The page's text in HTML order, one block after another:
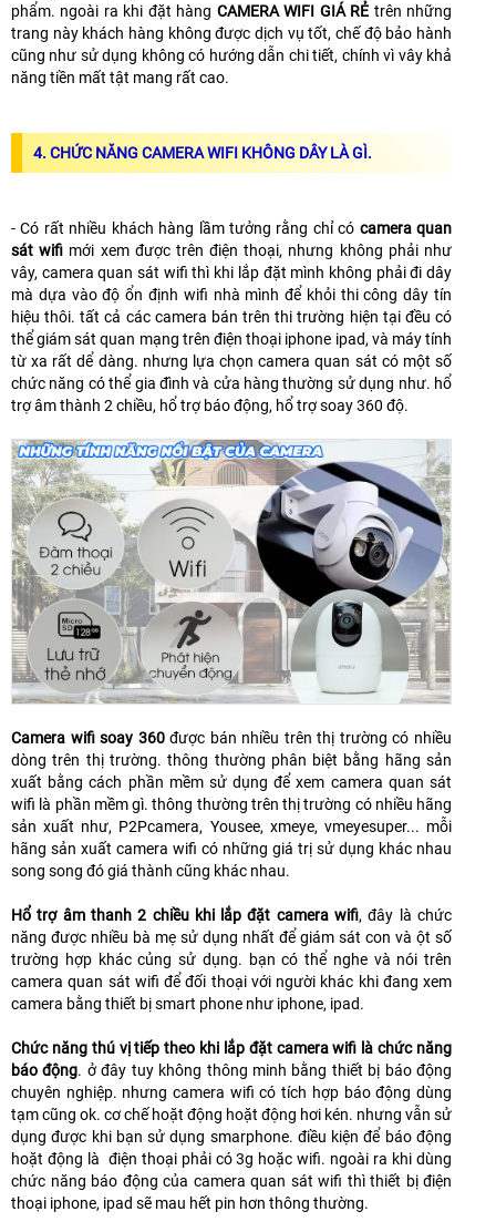
phẩm. ngoài ra khi đặt hàng CAMERA WIFI GIÁ RẺ trên những
trang này khách hàng không được dịch vụ tốt, chế độ bảo hành
cũng như sử dụng không có hướng dẫn chi tiết, chính vì vây khả
năng tiền mất tật mang rất cao.
4. CHỨC NĂNG CAMERA WIFI KHÔNG DÂY LÀ GÌ.
- Có rất nhiều khách hàng lầm tưởng rằng chỉ có camera quan
sát wifi mới xem được trên điện thoại, nhưng không phải như
vây, camera quan sát wifi thì khi lắp đặt mình không phải đi dây
mà dựa vào độ ổn định wifi nhà mình để khỏi thi công dây tín
hiệu thôi. tất cả các camera bán trên thi trường hiện tại đều có
thể giám sát quan mạng trên điện thoại iphone ipad, và máy tính
từ xa rất dể dàng. nhưng lựa chọn camera quan sát có một số
chức năng có thể gia đình và cửa hàng thường sử dụng như. hổ
trợ âm thành 2 chiều, hổ trợ báo động, hổ trợ soay 360 độ.
Camera wifi soay 360được bán nhiều trên thị trường có nhiều
dòng trên thị trường. thông thường phân biệt bằng hãng sản
xuất bằng cách phần mềm sử dụng để xem camera quan sát
wifi là phần mềm gì. thông thường trên thị trường có nhiều hãng
sản xuất như, P2Pcamera, Yousee, xmeye, vmeyesuper... mỗi
hãng sản xuất camera wifi có những giá trị sử dụng khác nhau
song song đó giá thành cũng khác nhau.
Hổ trợ âm thanh 2 chiều khi lắp đặt camera wifi, đây là chức
năng được nhiều bà mẹ sử dụng nhất để giám sát con và ột số
trường hợp khác củng sử dụng. bạn có thể nghe và nói trên
camera quan sát wifi để đối thoại với người khác khi đang xem
camera bằng thiết bị smart phone như iphone, ipad.
Chức năng thú vị tiếp theo khi lắp đặt camera wifi là chức năng
báo động. ở đây tuy không thông minh bằng thiết bị báo động
chuyên nghiệp. nhưng camera wifi có tích hợp báo động dùng
tạm cũng ok. cơ chế hoặt động hoặt động hơi kén. nhưng vẫn sử
dụng được khi bạn sử dụng smarphone. điều kiện để báo động
hoặt động là điện thoại phải có 3g hoặc wifi. ngoài ra khi dùng
chức năng báo động của camera quan sát wifi thì thiết bị điện
thoại iphone, ipad sẽ mau hết pin hơn thông thường.